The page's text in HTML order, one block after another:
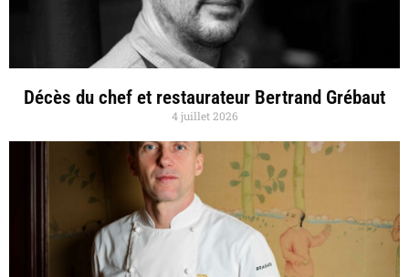
Décès du chef et restaurateur Bertrand Grébaut
4 juillet 2026